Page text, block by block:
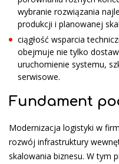
wybranie rozwiązania
produkcji i planowanej
ciągłość wsparcia
obejmuje nie tylko
uruchomienie systemu,
serwisowe.
Fundament
Modernizacja logistyki w
rozwój infrastruktury
skalowania biznesu. W tym